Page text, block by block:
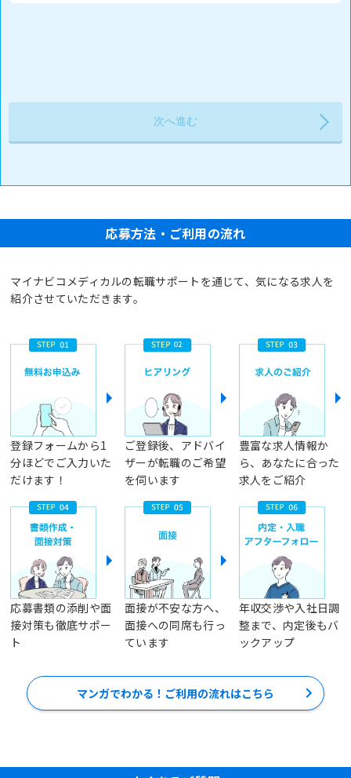
応募方法・ご利用の流れ
マイナビコメディカルの転職サポートを通じて、気になる求人を
紹介させていただきます。
登録フォームから1
分ほどでご入力いた
だけます！
ご登録後、アドバイ
ザーが転職のご希望
を伺います
豊富な求人情報か
ら、あなたに合った
求人をご紹介
応募書類の添削や面
接対策も徹底サポー
ト
面接が不安な方へ、
面接への同席も行っ
ています
年収交渉や入社日調
整まで、内定後もバ
ックアップ
マンガでわかる！ご利用の流れはこちら